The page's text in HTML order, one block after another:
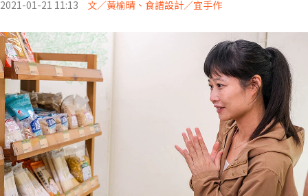
2021-01-21 11:13 文／黃榆晴、食譜設計／宜手作